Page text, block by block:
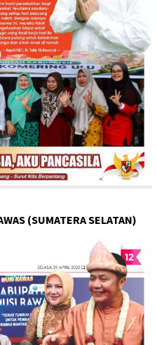
(SUMATERA SELATAN)